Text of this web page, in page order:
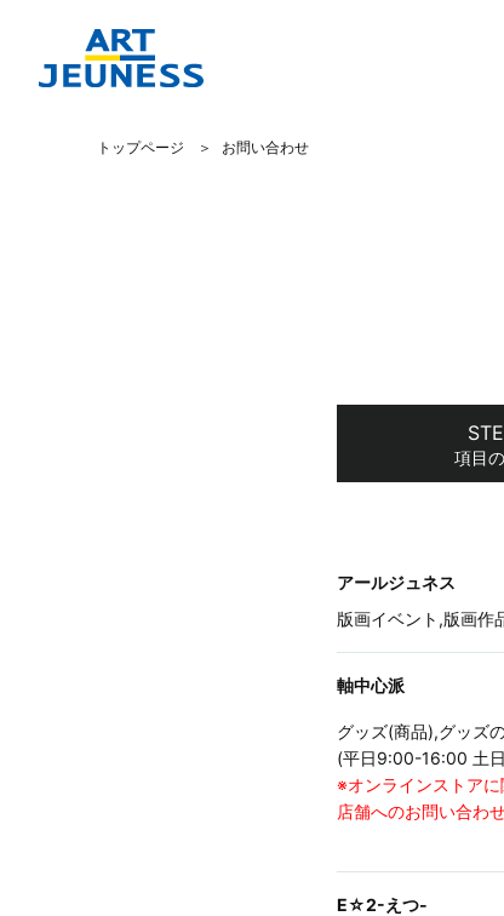
トップページ お問い合わせ
項目
アールジュネス
版画イベント,版画作
軸中心派
グッズ(商品),グッズ
(平日9:00-16:00 土
※オンラインストア
店舗へのお問い合わ
E☆2-えつ-